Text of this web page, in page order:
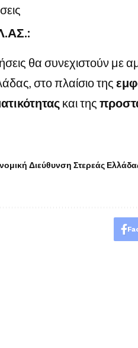
θα συνεχιστούν με
στο πλαίσιο της
και της
Διεύθυνση Στερεάς